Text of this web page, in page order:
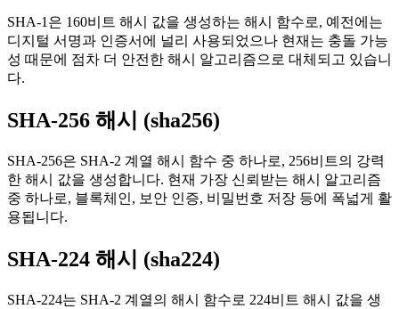
SHA-1은 160비트 해시 값을 생성하는 해시 함수로, 예전에는
디지털 서명과 인증서에 널리 사용되었으나 현재는 충돌 가능
성 때문에 점차 더 안전한 해시 알고리즘으로 대체되고 있습니
다.
SHA-256 해시 (sha256)
SHA-256은 SHA-2 계열 해시 함수 중 하나로, 256비트의 강력
한 해시 값을 생성합니다. 현재 가장 신뢰받는 해시 알고리즘
중 하나로, 블록체인, 보안 인증, 비밀번호 저장 등에 폭넓게 활
용됩니다.
SHA-224 해시 (sha224)
SHA-224는 SHA-2 계열의 해시 함수로 224비트 해시 값을 생